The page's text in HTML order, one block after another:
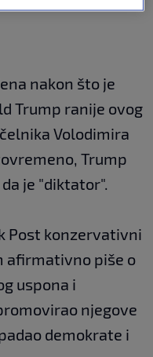
nakon što je
Trump ranije ovog
Volodimira
Trump
je "diktator".
Post konzervativni
afirmativno piše o
uspona i
njegove
demokrate i